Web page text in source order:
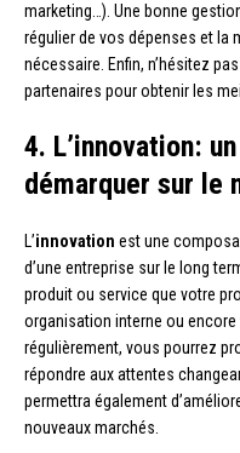
marketing…). Une bonne
régulier de vos dépenses et la
nécessaire. Enfin, n’hésitez
partenaires pour obtenir les
4. L’innovation:
démarquer sur le
L’innovation est une
d’une entreprise sur le long
produit ou service que votre
organisation interne ou
régulièrement, vous pourrez
répondre aux attentes
permettra également
nouveaux marchés.